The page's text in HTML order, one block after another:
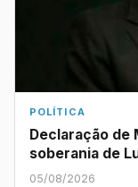
POLÍTICA
Declaração
soberania de
05/08/2026